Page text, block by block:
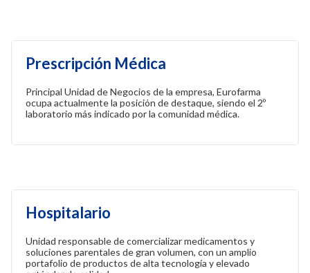
Prescripción Médica
Principal Unidad de Negocios de la empresa, Eurofarma
ocupa actualmente la posición de destaque, siendo el 2º
laboratorio más indicado por la comunidad médica.
Hospitalario
Unidad responsable de comercializar medicamentos y
soluciones parentales de gran volumen, con un amplio
portafolio de productos de alta tecnología y elevado